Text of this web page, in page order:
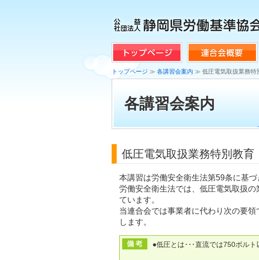
トップページ ≫ 各講習会案内 ≫ 低圧電気取扱業務特
各講習会案内
低圧電気取扱業務特別教育
本講習は労働安全衛生法第59条に基
労働安全衛生法では、低圧電気取扱
ています。
当連合会では事業者に代わり次の要
します。
●低圧とは･･･直流では750ボル